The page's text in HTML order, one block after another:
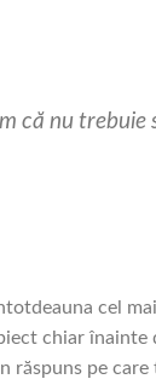
că nu
cel
chiar înainte
răspuns pe